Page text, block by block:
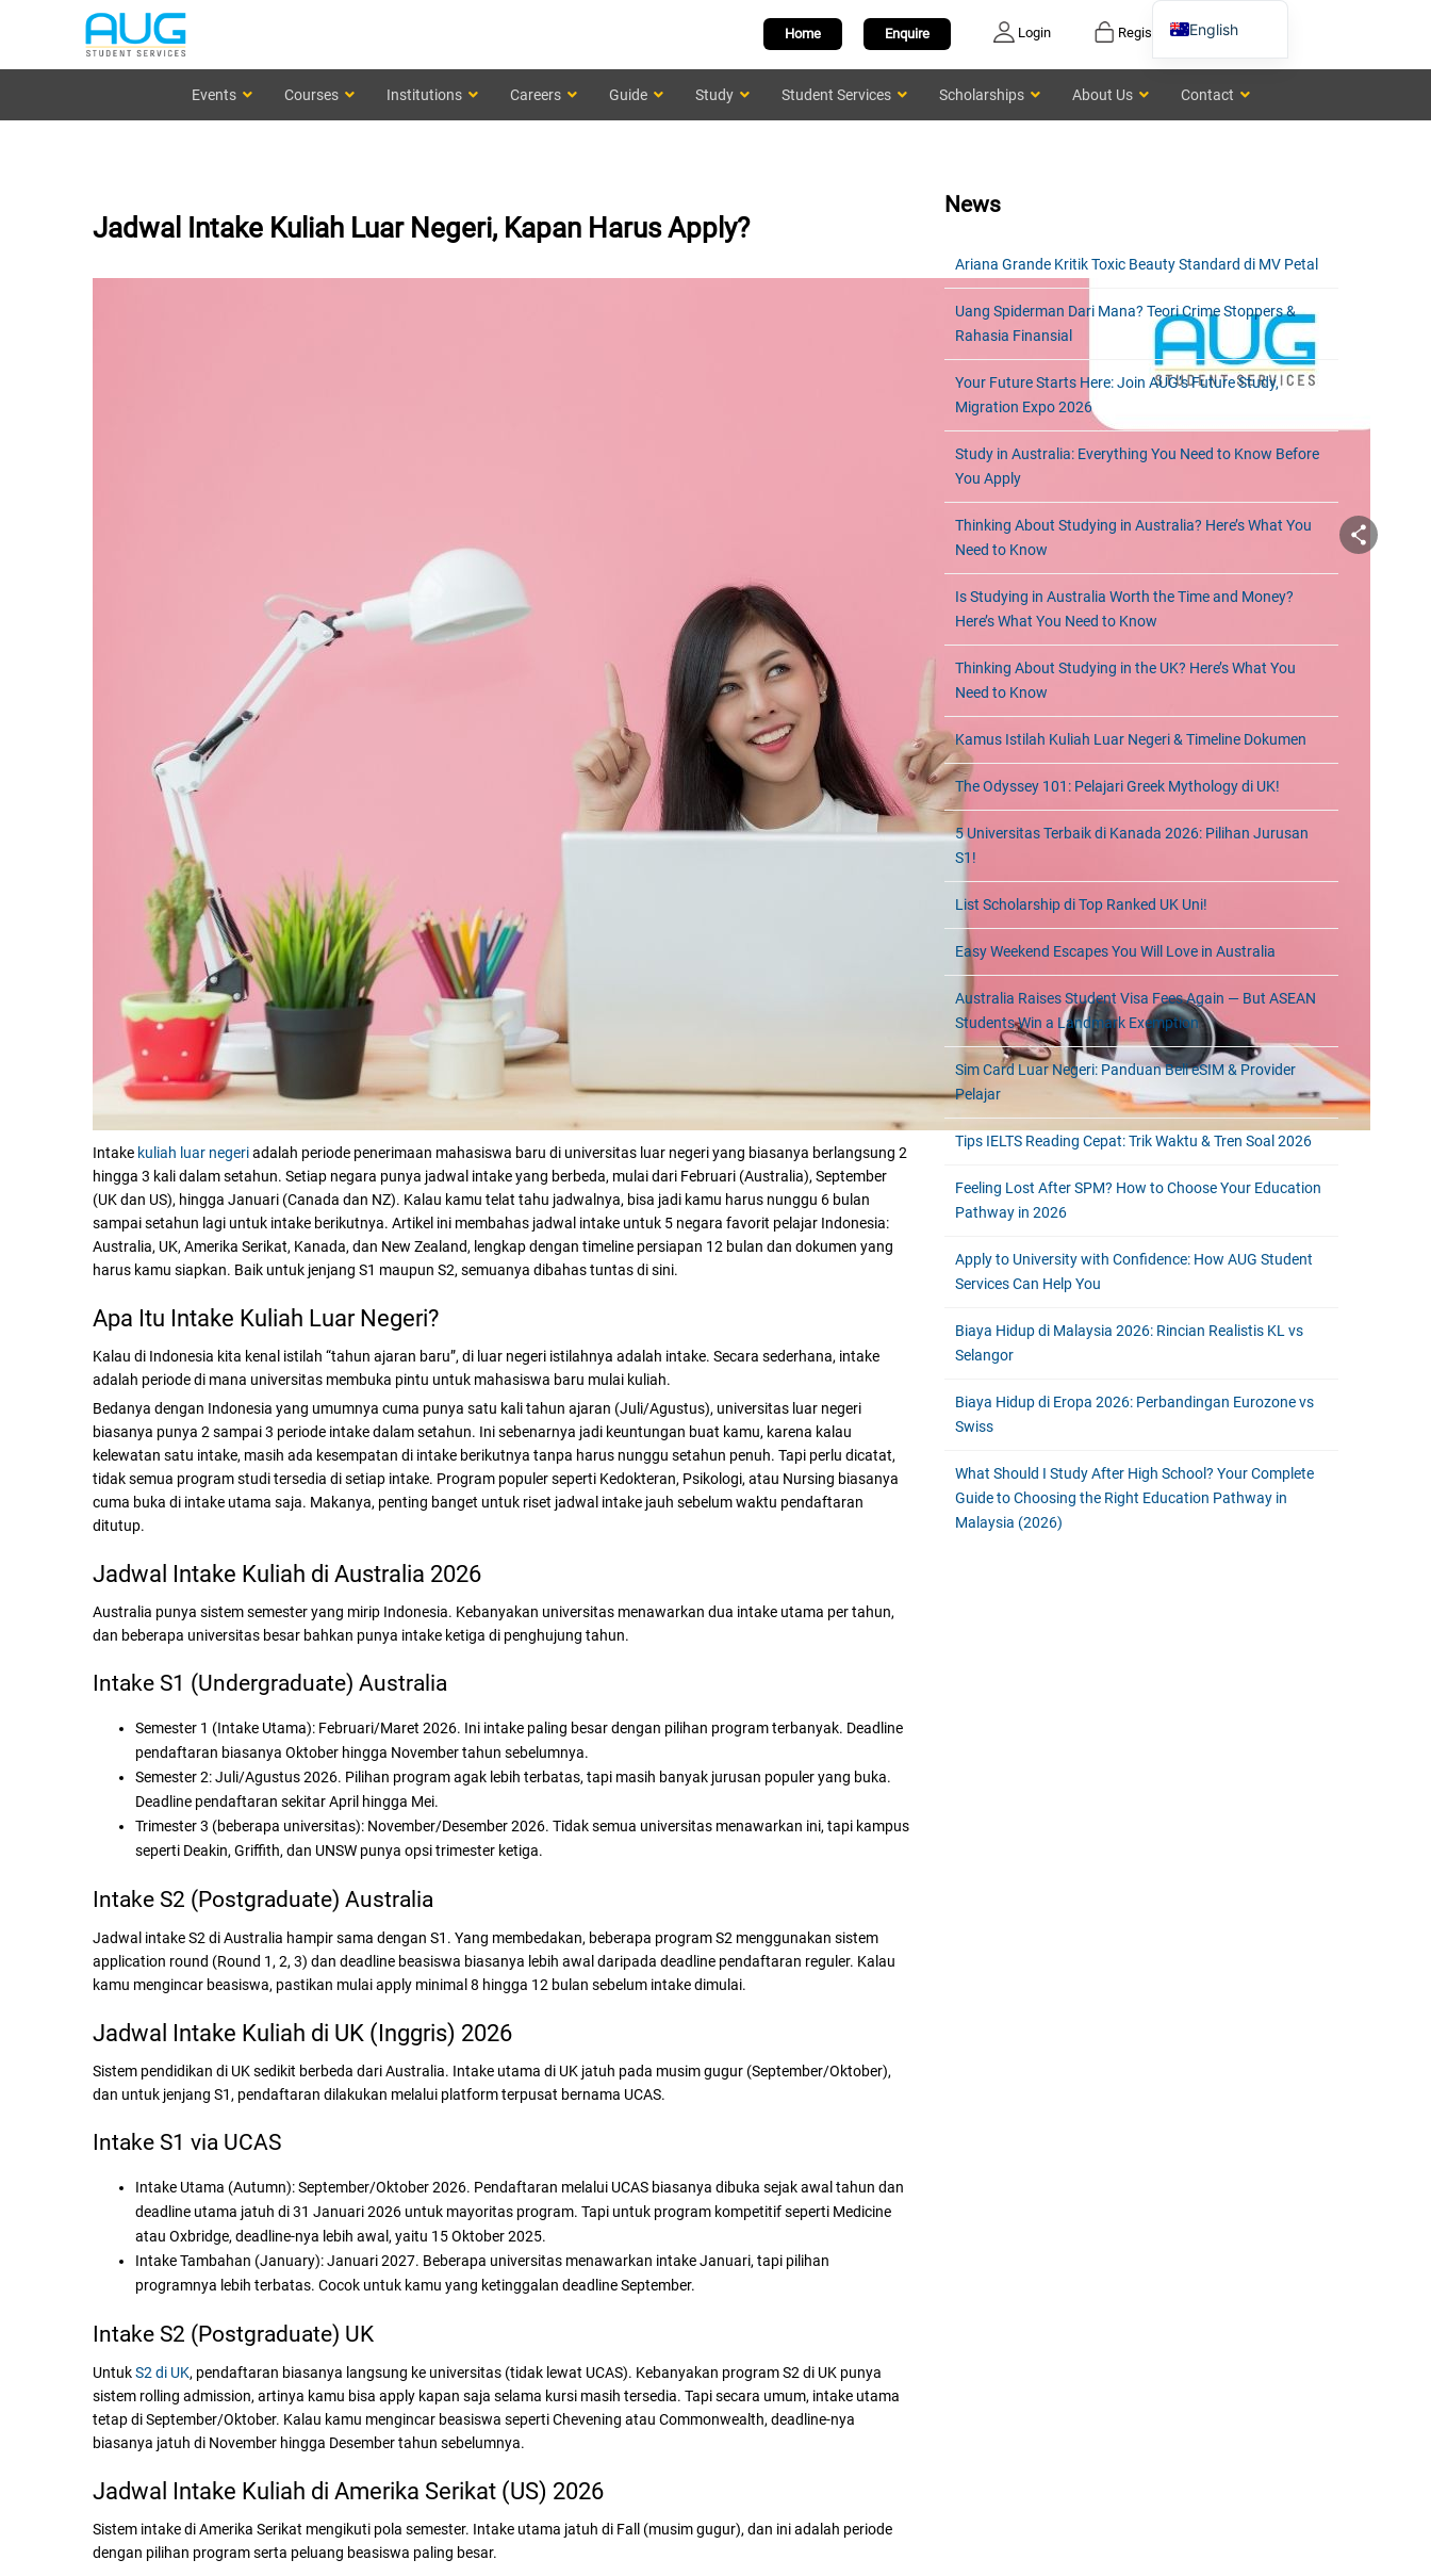
Register
Login
Enquire
Home
Events Courses Institutions Careers Guide Study Student Services Scholarships About Us Contact
Jadwal Intake Kuliah Luar Negeri, Kapan Harus Apply?
Intake kuliah luar negeriadalah periode penerimaan mahasiswa baru di universitas luar negeri yang biasanya berlangsung 2
hingga 3 kali dalam setahun. Setiap negara punya jadwal intake yang berbeda, mulai dari Februari (Australia), September
(UK dan US), hingga Januari (Canada dan NZ). Kalau kamu telat tahu jadwalnya, bisa jadi kamu harus nunggu 6 bulan
sampai setahun lagi untuk intake berikutnya. Artikel ini membahas jadwal intake untuk 5 negara favorit pelajar Indonesia:
Australia, UK, Amerika Serikat, Kanada, dan New Zealand, lengkap dengan timeline persiapan 12 bulan dan dokumen yang
harus kamu siapkan. Baik untuk jenjang S1 maupun S2, semuanya dibahas tuntas di sini.
Apa Itu Intake Kuliah Luar Negeri?
Kalau di Indonesia kita kenal istilah “tahun ajaran baru”, di luar negeri istilahnya adalah intake. Secara sederhana, intake
adalah periode di mana universitas membuka pintu untuk mahasiswa baru mulai kuliah.
Bedanya dengan Indonesia yang umumnya cuma punya satu kali tahun ajaran (Juli/Agustus), universitas luar negeri
biasanya punya 2 sampai 3 periode intake dalam setahun. Ini sebenarnya jadi keuntungan buat kamu, karena kalau
kelewatan satu intake, masih ada kesempatan di intake berikutnya tanpa harus nunggu setahun penuh. Tapi perlu dicatat,
tidak semua program studi tersedia di setiap intake. Program populer seperti Kedokteran, Psikologi, atau Nursing biasanya
cuma buka di intake utama saja. Makanya, penting banget untuk riset jadwal intake jauh sebelum waktu pendaftaran
ditutup.
Jadwal Intake Kuliah di Australia 2026
Australia punya sistem semester yang mirip Indonesia. Kebanyakan universitas menawarkan dua intake utama per tahun,
dan beberapa universitas besar bahkan punya intake ketiga di penghujung tahun.
Intake S1 (Undergraduate) Australia
Semester 1 (Intake Utama): Februari/Maret 2026. Ini intake paling besar dengan pilihan program terbanyak. Deadline
pendaftaran biasanya Oktober hingga November tahun sebelumnya.
Semester 2: Juli/Agustus 2026. Pilihan program agak lebih terbatas, tapi masih banyak jurusan populer yang buka.
Deadline pendaftaran sekitar April hingga Mei.
Trimester 3 (beberapa universitas): November/Desember 2026. Tidak semua universitas menawarkan ini, tapi kampus
seperti Deakin, Griffith, dan UNSW punya opsi trimester ketiga.
Intake S2 (Postgraduate) Australia
Jadwal intake S2 di Australia hampir sama dengan S1. Yang membedakan, beberapa program S2 menggunakan sistem
application round (Round 1, 2, 3) dan deadline beasiswa biasanya lebih awal daripada deadline pendaftaran reguler. Kalau
kamu mengincar beasiswa, pastikan mulai apply minimal 8 hingga 12 bulan sebelum intake dimulai.
Jadwal Intake Kuliah di UK (Inggris) 2026
Sistem pendidikan di UK sedikit berbeda dari Australia. Intake utama di UK jatuh pada musim gugur (September/Oktober),
dan untuk jenjang S1, pendaftaran dilakukan melalui platform terpusat bernama UCAS.
Intake S1 via UCAS
Intake Utama (Autumn):September/Oktober 2026. Pendaftaran melalui UCAS biasanya dibuka sejak awal tahun dan
deadline utama jatuh di 31 Januari 2026 untuk mayoritas program. Tapi untuk program kompetitif seperti Medicine
atau Oxbridge, deadline-nya lebih awal, yaitu 15 Oktober 2025.
Intake Tambahan (January):Januari 2027. Beberapa universitas menawarkan intake Januari, tapi pilihan
programnya lebih terbatas. Cocok untuk kamu yang ketinggalan deadline September.
Intake S2 (Postgraduate) UK
UntukS2 di UK, pendaftaran biasanya langsung ke universitas (tidak lewat UCAS). Kebanyakan program S2 di UK punya
sistem rolling admission, artinya kamu bisa apply kapan saja selama kursi masih tersedia. Tapi secara umum, intake utama
tetap di September/Oktober. Kalau kamu mengincar beasiswa seperti Chevening atau Commonwealth, deadline-nya
biasanya jatuh di November hingga Desember tahun sebelumnya.
Jadwal Intake Kuliah di Amerika Serikat (US) 2026
Sistem intake di Amerika Serikat mengikuti pola semester. Intake utama jatuh di Fall (musim gugur), dan ini adalah periode
dengan pilihan program serta peluang beasiswa paling besar.
News
Ariana Grande Kritik Toxic Beauty Standard di MV Petal
Uang Spiderman Dari Mana? Teori Crime Stoppers &
Rahasia Finansial
Your Future Starts Here: Join AUG’s Future Study,
Migration Expo 2026
Study in Australia: Everything You Need to Know Before
You Apply
Thinking About Studying in Australia? Here’s What You
Need to Know
Is Studying in Australia Worth the Time and Money?
Here’s What You Need to Know
Thinking About Studying in the UK? Here’s What You
Need to Know
Kamus Istilah Kuliah Luar Negeri & Timeline Dokumen
The Odyssey 101: Pelajari Greek Mythology di UK!
5 Universitas Terbaik di Kanada 2026: Pilihan Jurusan
S1!
List Scholarship di Top Ranked UK Uni!
Easy Weekend Escapes You Will Love in Australia
Australia Raises Student Visa Fees Again — But ASEAN
Students Win a Landmark Exemption
Sim Card Luar Negeri: Panduan Beli eSIM & Provider
Pelajar
Tips IELTS Reading Cepat: Trik Waktu & Tren Soal 2026
Feeling Lost After SPM? How to Choose Your Education
Pathway in 2026
Apply to University with Confidence: How AUG Student
Services Can Help You
Biaya Hidup di Malaysia 2026: Rincian Realistis KL vs
Selangor
Biaya Hidup di Eropa 2026: Perbandingan Eurozone vs
Swiss
What Should I Study After High School? Your Complete
Guide to Choosing the Right Education Pathway in
Malaysia (2026)
English
Chinese